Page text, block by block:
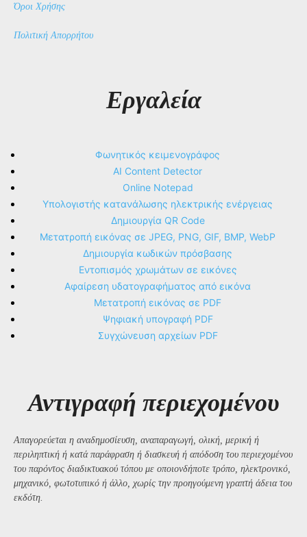
Όροι Χρήσης
Πολιτική Απορρήτου
Εργαλεία
Φωνητικός κειμενογράφος
AI Content Detector
Online Notepad
Υπολογιστής κατανάλωσης ηλεκτρικής ενέργειας
Δημιουργία QR Code
Μετατροπή εικόνας σε JPEG, PNG, GIF, BMP, WebP
Δημιουργία κωδικών πρόσβασης
Εντοπισμός χρωμάτων σε εικόνες
Αφαίρεση υδατογραφήματος από εικόνα
Μετατροπή εικόνας σε PDF
Ψηφιακή υπογραφή PDF
Συγχώνευση αρχείων PDF
Αντιγραφή περιεχομένου
Απαγορεύεται η αναδημοσίευση, αναπαραγωγή, ολική, μερική ή
περιληπτική ή κατά παράφραση ή διασκευή ή απόδοση του περιεχομένου
του παρόντος διαδικτυακού τόπου με οποιονδήποτε τρόπο, ηλεκτρονικό,
μηχανικό, φωτοτυπικό ή άλλο, χωρίς την προηγούμενη γραπτή άδεια του
εκδότη.